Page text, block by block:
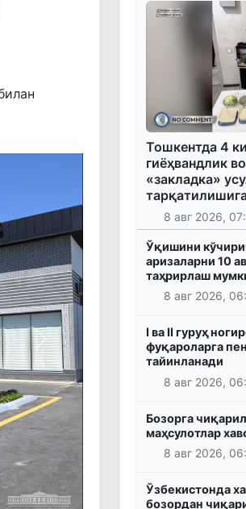
Кейинги
Тошкентда 4
гиёҳвандлик
«закладка»
8 авг 2026,
Ўқишини
аризаларни 10
таҳрирлаш
8 авг 2026,
I ва II гуруҳ
фуқароларга
тайинланади
8 авг 2026,
Бозорга
маҳсулотлар
8 авг 2026,
Ўзбекистонда
бозордан